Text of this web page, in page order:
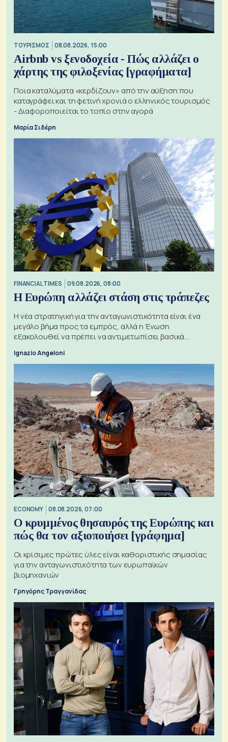
ΤΟΥΡΙΣΜΟΣ 08.08.2026, 15:00
Airbnb vs ξενοδοχεία - Πώς αλλάζει ο
χάρτης της φιλοξενίας [γραφήματα]
Ποια καταλύματα «κερδίζουν» από την αύξηση που
καταγράφει και τη φετινή χρονιά ο ελληνικός τουρισμός
- Διαφοροποιείται το τοπίο στην αγορά
Μαρία Σιδέρη
FINANCIAL TIMES 09.08.2026, 08:00
Η Ευρώπη αλλάζει στάση στις τράπεζες
Η νέα στρατηγική για την ανταγωνιστικότητα είναι ένα
μεγάλο βήμα προς τα εμπρός, αλλά η Ένωση
εξακολουθεί να πρέπει να αντιμετωπίσει βασικά
Ignazio Angeloni
ECONOMY 08.08.2026, 07:00
Ο κρυμμένος θησαυρός της Ευρώπης και
πώς θα τον αξιοποιήσει [γράφημα]
Οι κρίσιμες πρώτες ύλες είναι καθοριστικής σημασίας
για την ανταγωνιστικότητα των ευρωπαϊκών
βιομηχανιών
Γρηγόρης Τραγγανίδας